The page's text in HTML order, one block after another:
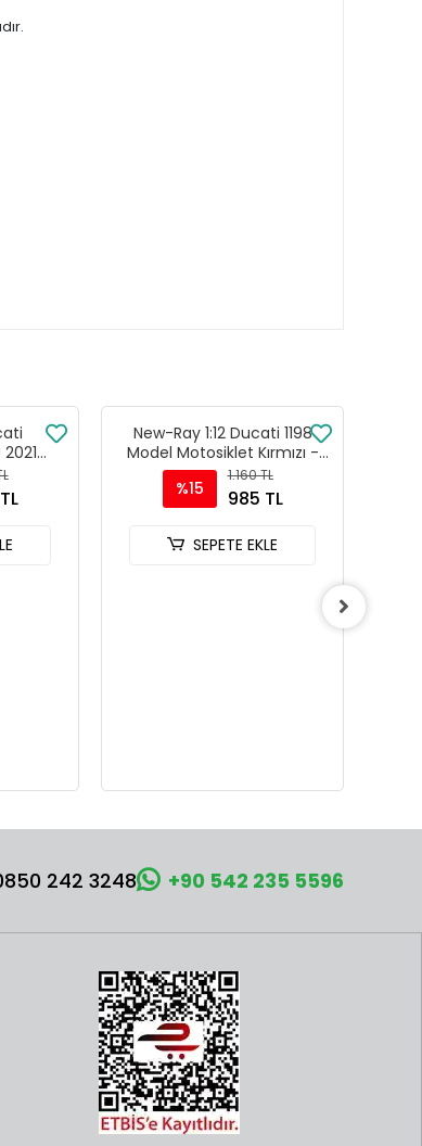
New-Ray 1:12 Ducati 1198
Model Motosiklet Kırmızı -
57143A
%15
1.160 TL
985 TL
SEPETE EKLE
242 3248 +90 542 235 5596